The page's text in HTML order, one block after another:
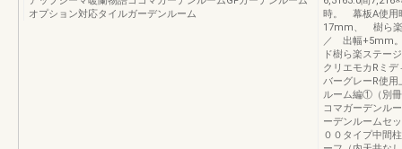
オプション対応タイルガーデンルーム
時。 幕板A使用
17mm、 樹ら楽
／ 出幅+5mm。
ド樹ら楽ステー
クリエモカRミ
バーグレーR使用
ルーム編①（別
コマガーデンル
ーデンルームセ
００タイプ中間